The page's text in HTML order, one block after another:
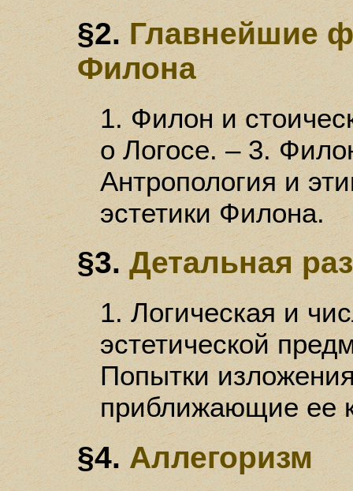
§2.Главнейшие
Филона
1. Филон и
о Логосе. – 3.
Антропология и
эстетики Филона.
§3. Детальная
1. Логическая и
эстетической
Попытки
приближающие ее
§4. Аллегоризм